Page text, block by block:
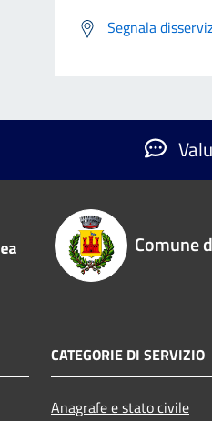
Segnala
Comune
CATEGORIE DI SERVIZIO
Anagrafe e stato civile